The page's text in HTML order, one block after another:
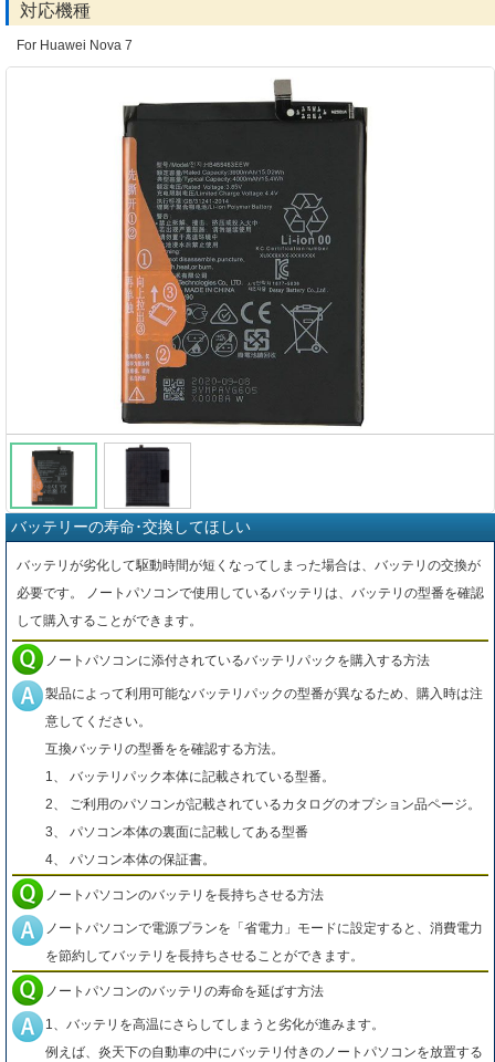
対応機種
For Huawei Nova 7
バッテリーの寿命･交換してほしい
バッテリが劣化して駆動時間が短くなってしまった場合は、バッテリの交換が
必要です。 ノートパソコンで使用しているバッテリは、バッテリの型番を確認
して購入することができます。
ノートパソコンに添付されているバッテリパックを購入する方法
製品によって利用可能なバッテリパックの型番が異なるため、購入時は注
意してください。
互換バッテリの型番をを確認する方法。
1、 バッテリパック本体に記載されている型番。
2、 ご利用のパソコンが記載されているカタログのオプション品ページ。
3、 パソコン本体の裏面に記載してある型番
4、 パソコン本体の保証書。
ノートパソコンのバッテリを長持ちさせる方法
ノートパソコンで電源プランを「省電力」モードに設定すると、消費電力
を節約してバッテリを長持ちさせることができます。
ノートパソコンのバッテリの寿命を延ばす方法
1、バッテリを高温にさらしてしまうと劣化が進みます。
例えば、炎天下の自動車の中にバッテリ付きのノートパソコンを放置する